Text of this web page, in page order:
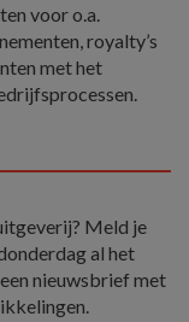
voor o.a.
royalty’s
met het
Meld je
al het
nieuwsbrief met